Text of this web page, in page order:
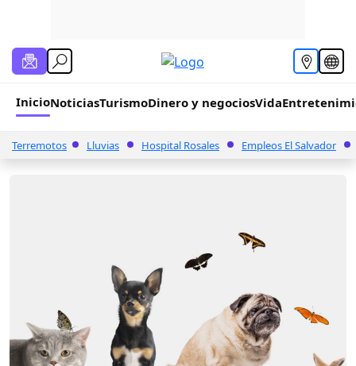
InicioNoticiasTurismoDinero y negociosVida
Terremotos Lluvias Hospital Rosales Empleos El Salvador